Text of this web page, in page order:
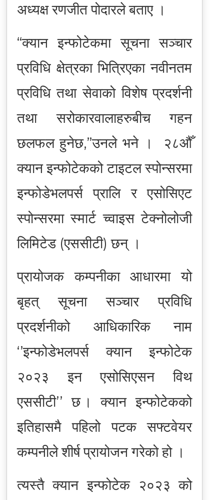
अध्यक्ष रणजीत पोदारले बताए ।
“क्यान इन्फोटेकमा सूचना सञ्चार
प्रविधि क्षेत्रका भित्रिएका नवीनतम
प्रविधि तथा सेवाको विशेष प्रदर्शनी
तथा सरोकारवालाहरुबीच गहन
छलफल हुनेछ,”उनले भने । २८औँ
क्यान इन्फोटेकको टाइटल स्पोन्सरमा
इन्फोडेभलपर्स प्रालि र एसोसिएट
स्पोन्सरमा स्मार्ट च्वाइस टेक्नोलोजी
लिमिटेड (एससीटी) छन् ।
प्रायोजक कम्पनीका आधारमा यो
बृहत् सूचना सञ्चार प्रविधि
प्रदर्शनीको आधिकारिक नाम
‘’इन्फोडेभलपर्स क्यान इन्फोटेक
२०२३ इन एसोसिएसन विथ
एससीटी’’ छ । क्यान इन्फोटेकको
इतिहासमै पहिलो पटक सफ्टवेयर
कम्पनीले शीर्ष प्रायोजन गरेको हो ।
त्यस्तै क्यान इन्फोटेक २०२३ को